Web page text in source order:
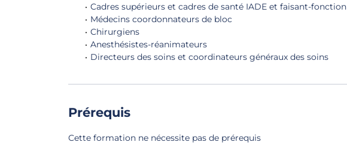
Cadres supérieurs et cadres de santé IADE et faisant-fonction
Médecins coordonnateurs de bloc
Chirurgiens
Anesthésistes-réanimateurs
Directeurs des soins et coordinateurs généraux des soins
Prérequis
Cette formation ne nécessite pas de prérequis